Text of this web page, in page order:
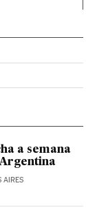
a semana
Argentina
AIRES